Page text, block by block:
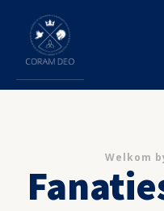
Welkom